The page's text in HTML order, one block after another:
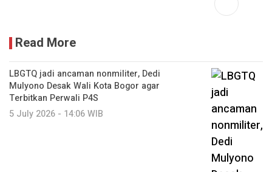
Read More
LBGTQ jadi ancaman nonmiliter, Dedi
Mulyono Desak Wali Kota Bogor agar
Terbitkan Perwali P4S
5 July 2026 - 14:06 WIB